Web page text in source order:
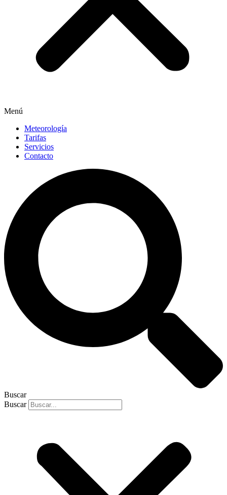
Menú
Meteorología
Tarifas
Servicios
Contacto
Buscar
Buscar